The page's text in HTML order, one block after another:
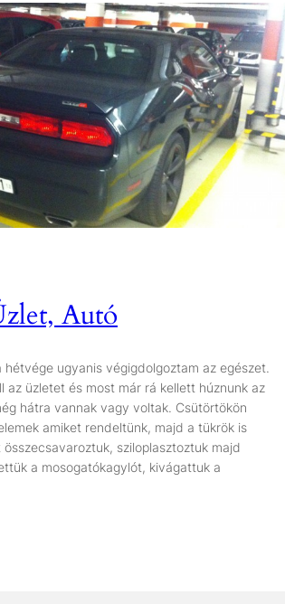
Autó
hétvége ugyanis végigdolgoztam az egészet.
az üzletet és most már rá kellett húznunk az
hátra vannak vagy voltak. Csütörtökön
amiket rendeltünk, majd a tükrök is
összecsavaroztuk, sziloplasztoztuk majd
a mosogatókagylót, kivágattuk a